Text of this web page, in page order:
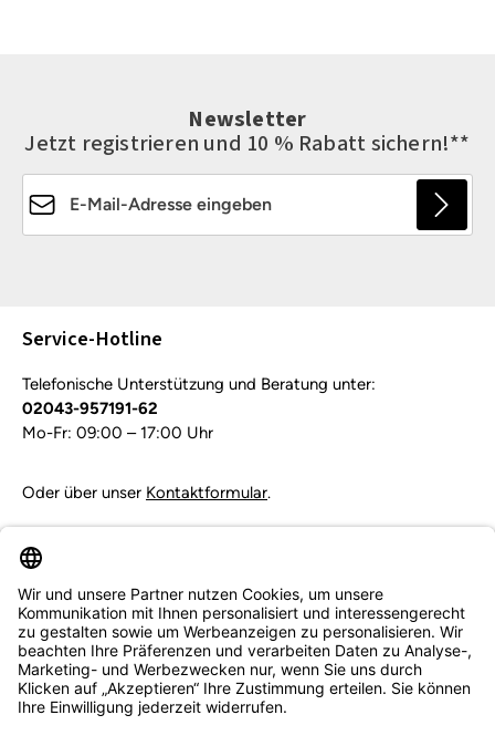
Newsletter
Jetzt registrieren und 10 % Rabatt sichern!**
Service-Hotline
Telefonische Unterstützung und Beratung unter:
02043-957191-62
Mo-Fr: 09:00 – 17:00 Uhr
Oder über unser Kontaktformular.
Service & Beratung
Informationen